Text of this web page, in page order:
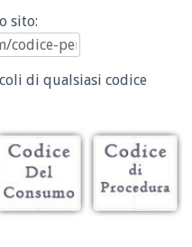
sito:
di qualsiasi codice